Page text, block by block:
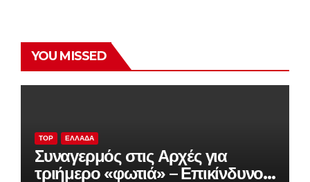
YOU MISSED
TOP ΕΛΛΆΔΑ
Συναγερμός στις Αρχές για
τριήμερο «φωτιά» – Επικίνδυνο